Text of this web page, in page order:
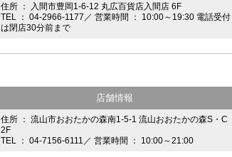
住所 ： 入間市豊岡1-6-12 丸広百貨店入間店 6F
TEL ： 04-2966-1177／ 営業時間 ： 10:00～19:30 電話受付
は閉店30分前まで
店舗情報
住所 ： 流山市おおたかの森南1-5-1 流山おおたかの森S・C
2F
TEL ： 04-7156-6111／ 営業時間 ： 10:00～21:00